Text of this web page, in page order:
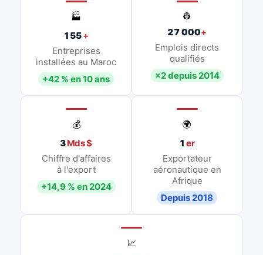
🏭
155+
Entreprises
installées au Maroc
+42 % en 10 ans
👷
27 000+
Emplois directs
qualifiés
×2 depuis 2014
💰
3Mds $
Chiffre d'affaires
à l'export
+14,9 % en 2024
🌍
1 er
Exportateur
aéronautique en
Afrique
Depuis 2018
📈